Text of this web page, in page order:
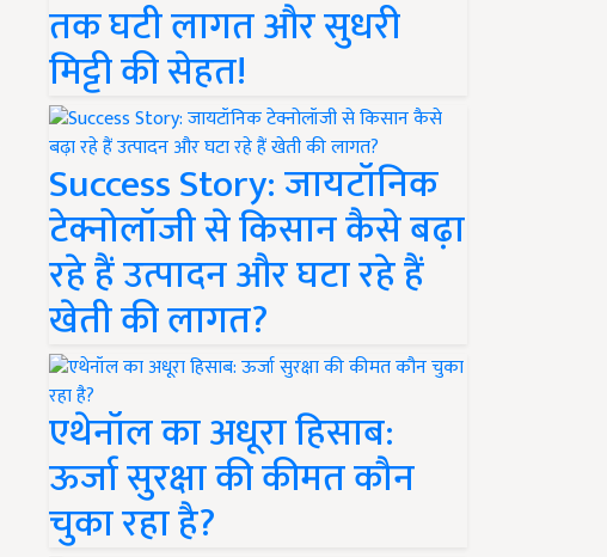
तक घटी लागत और सुधरी
मिट्टी की सेहत!
Success Story: जायटॉनिक
टेक्नोलॉजी से किसान कैसे बढ़ा
रहे हैं उत्पादन और घटा रहे हैं
खेती की लागत?
एथेनॉल का अधूरा हिसाब:
ऊर्जा सुरक्षा की कीमत कौन
चुका रहा है?